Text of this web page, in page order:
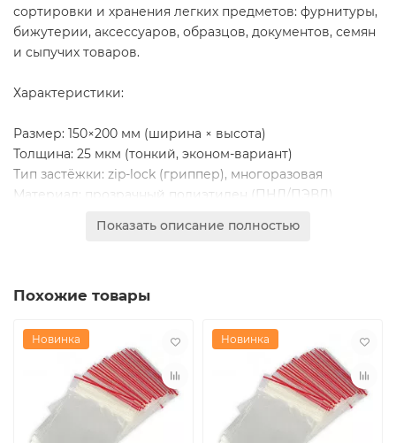
сортировки и хранения легких предметов: фурнитуры,
бижутерии, аксессуаров, образцов, документов, семян
и сыпучих товаров.
Характеристики:
Размер: 150×200 мм (ширина × высота)
Толщина: 25 мкм (тонкий, эконом-вариант)
Тип застёжки: zip-lock (гриппер), многоразовая
Материал: прозрачный полиэтилен (ПНД/ПЭВД)
Цвет: прозрачный
Защита от влаги и пыли
Видимость содержимого
Лёгкий, компактный и бюджетный
Ограничения:
25 мкм — минимальная толщина, только для лёгких и
неострых предметов
Показать описание полностью
Похожие товары
Новинка Новинка